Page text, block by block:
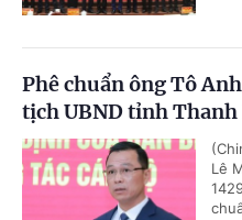
Phê chuẩn ông Tô
tịch UBND tỉnh Thanh
Lê